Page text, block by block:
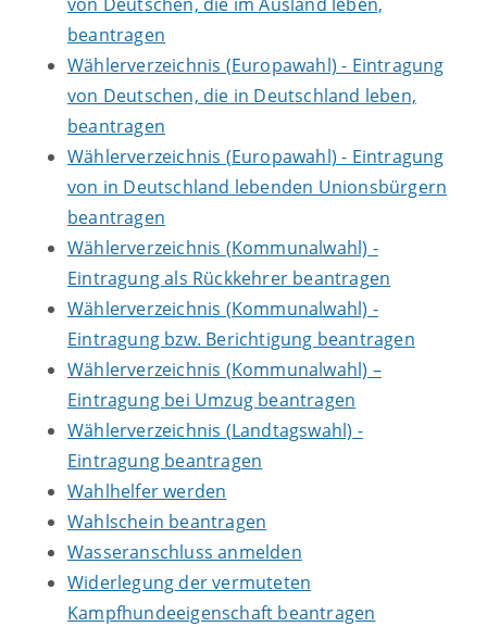
beantragen
Wählerverzeichnis (Europawahl) - Eintragung
von Deutschen, die in Deutschland leben,
beantragen
Wählerverzeichnis (Europawahl) - Eintragung
von in Deutschland lebenden Unionsbürgern
beantragen
Wählerverzeichnis (Kommunalwahl) -
Eintragung als Rückkehrer beantragen
Wählerverzeichnis (Kommunalwahl) -
Eintragung bzw. Berichtigung beantragen
Wählerverzeichnis (Kommunalwahl) –
Eintragung bei Umzug beantragen
Wählerverzeichnis (Landtagswahl) -
Eintragung beantragen
Wahlhelfer werden
Wahlschein beantragen
Wasseranschluss anmelden
Widerlegung der vermuteten
Kampfhundeeigenschaft beantragen